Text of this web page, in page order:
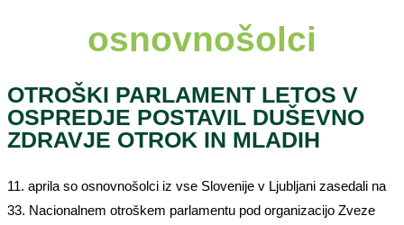
osnovnošolci
OTROŠKI PARLAMENT LETOS V
OSPREDJE POSTAVIL DUŠEVNO
ZDRAVJE OTROK IN MLADIH
11. aprila so osnovnošolci iz vse Slovenije v Ljubljani zasedali na
33. Nacionalnem otroškem parlamentu pod organizacijo Zveze